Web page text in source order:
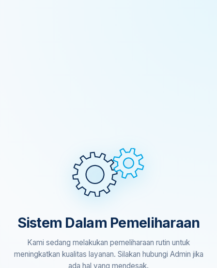
Sistem Dalam Pemeliharaan
Kami sedang melakukan pemeliharaan rutin untuk
meningkatkan kualitas layanan. Silakan hubungi Admin jika
ada hal yang mendesak.